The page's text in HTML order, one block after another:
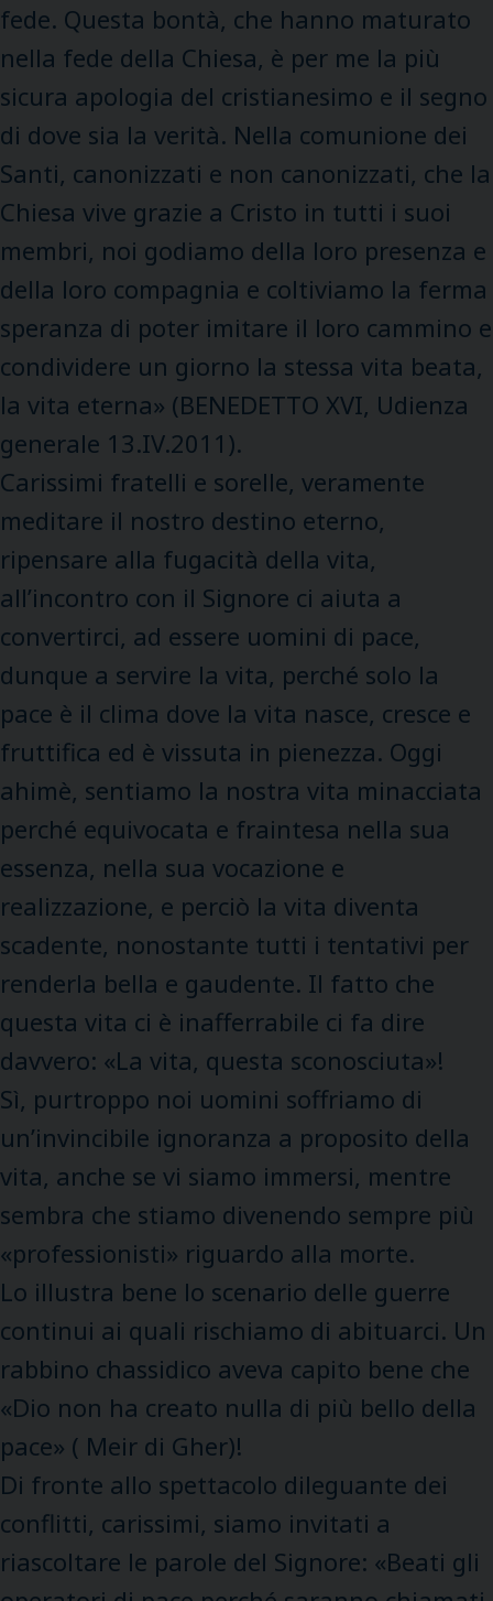
fede. Questa bontà, che hanno maturato
nella fede della Chiesa, è per me la più
sicura apologia del cristianesimo e il segno
di dove sia la verità. Nella comunione dei
Santi, canonizzati e non canonizzati, che la
Chiesa vive grazie a Cristo in tutti i suoi
membri, noi godiamo della loro presenza e
della loro compagnia e coltiviamo la ferma
speranza di poter imitare il loro cammino e
condividere un giorno la stessa vita beata,
la vita eterna» (BENEDETTO XVI, Udienza
generale 13.IV.2011).
Carissimi fratelli e sorelle, veramente
meditare il nostro destino eterno,
ripensare alla fugacità della vita,
all’incontro con il Signore ci aiuta a
convertirci, ad essere uomini di pace,
dunque a servire la vita, perché solo la
pace è il clima dove la vita nasce, cresce e
fruttifica ed è vissuta in pienezza. Oggi
ahimè, sentiamo la nostra vita minacciata
perché equivocata e fraintesa nella sua
essenza, nella sua vocazione e
realizzazione, e perciò la vita diventa
scadente, nonostante tutti i tentativi per
renderla bella e gaudente. Il fatto che
questa vita ci è inafferrabile ci fa dire
davvero: «La vita, questa sconosciuta»!
Sì, purtroppo noi uomini soffriamo di
un’invincibile ignoranza a proposito della
vita, anche se vi siamo immersi, mentre
sembra che stiamo divenendo sempre più
«professionisti» riguardo alla morte.
Lo illustra bene lo scenario delle guerre
continui ai quali rischiamo di abituarci. Un
rabbino chassidico aveva capito bene che
«Dio non ha creato nulla di più bello della
pace» ( Meir di Gher)!
Di fronte allo spettacolo dileguante dei
conflitti, carissimi, siamo invitati a
riascoltare le parole del Signore: «Beati gli